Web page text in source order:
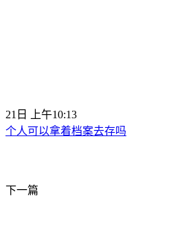
21日 上午10:13
个人可以拿着档案去存吗
下一篇